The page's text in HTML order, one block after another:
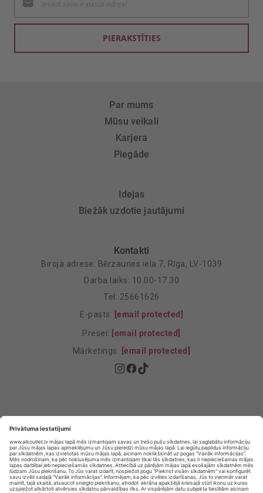
jaunumu
saņemšanai:
PIERAKSTĪTIES
Par mums
Mūsu veikali
Karjera
Piegāde
Idejas
Biežāk uzdotie jautājumi
Kontakti
Biroja adrese: Bērzaunes iela 7, Rīga, LV-1039
Darba laiks: 10.00-17.30
Tel: 25661626
E-pasts: [email protected]
Presei: [email protected]
Mārketings: [email protected]
Privātuma Iestatījumi
E-veikala lietošanas noteikumi